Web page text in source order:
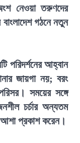
নেওয়া তরুণদের
গঠনে নতুন
পরিদর্শনের আহ্বান
জায়গা নয়; বরং
সময়ের সঙ্গে
চর্চার অন্যতম
আশা প্রকাশ করেন।